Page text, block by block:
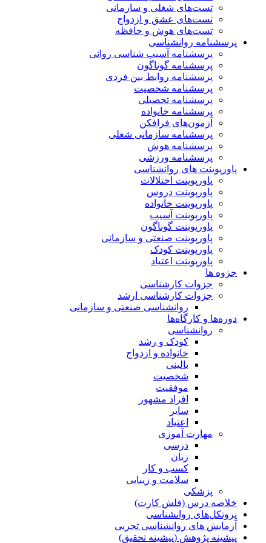
تست‌های شغلی و سازمانی
تست‌های عشق و ازدواج
تست‌های هوش و حافظه
پرسشنامه روانشناسی
پرسشنامه آسیب شناسی روانی
پرسشنامه گوناگون
پرسشنامه روابط بین فردی
پرسشنامه شخصیت
پرسشنامه تحصیلی
پرسشنامه خانواده
آزمون‌های فرافکن
پرسشنامه سازمانی شغلی
پرسشنامه هوش
پرسشنامه ورزشی
پاورپوینت های روانشناسی
پاورپوینت اختلالات
پاورپوینت دروس
پاورپوینت خانواده
پاورپوینت آسیب
پاورپوینت گوناگون
پاورپوینت صنعتی و سازمانی
پاورپوینت کودک
پاورپوینت اعتیاد
جزوه ها
جزوات کارشناسی
جزوات کارشناسی ارشد
روانشناسی صنعتی و سازمانی
دوره‌ها و کارگاه‌ها
روانشناسی
کودک و رشد
خانواده و ازدواج
بالینی
شخصیت
موفقیت
افراد مشهور
سایر
اعتیاد
مهارت آموزی
درسی
زبان
کسب و کار
سلامت و زیبایی
پزشکی
خلاصه درس (فلش کارت)
پروتکل‌های روانشناسی
آزمایش های روانشناسی تجربی
پیشینه پژوهش (پیشینه تحقیق)